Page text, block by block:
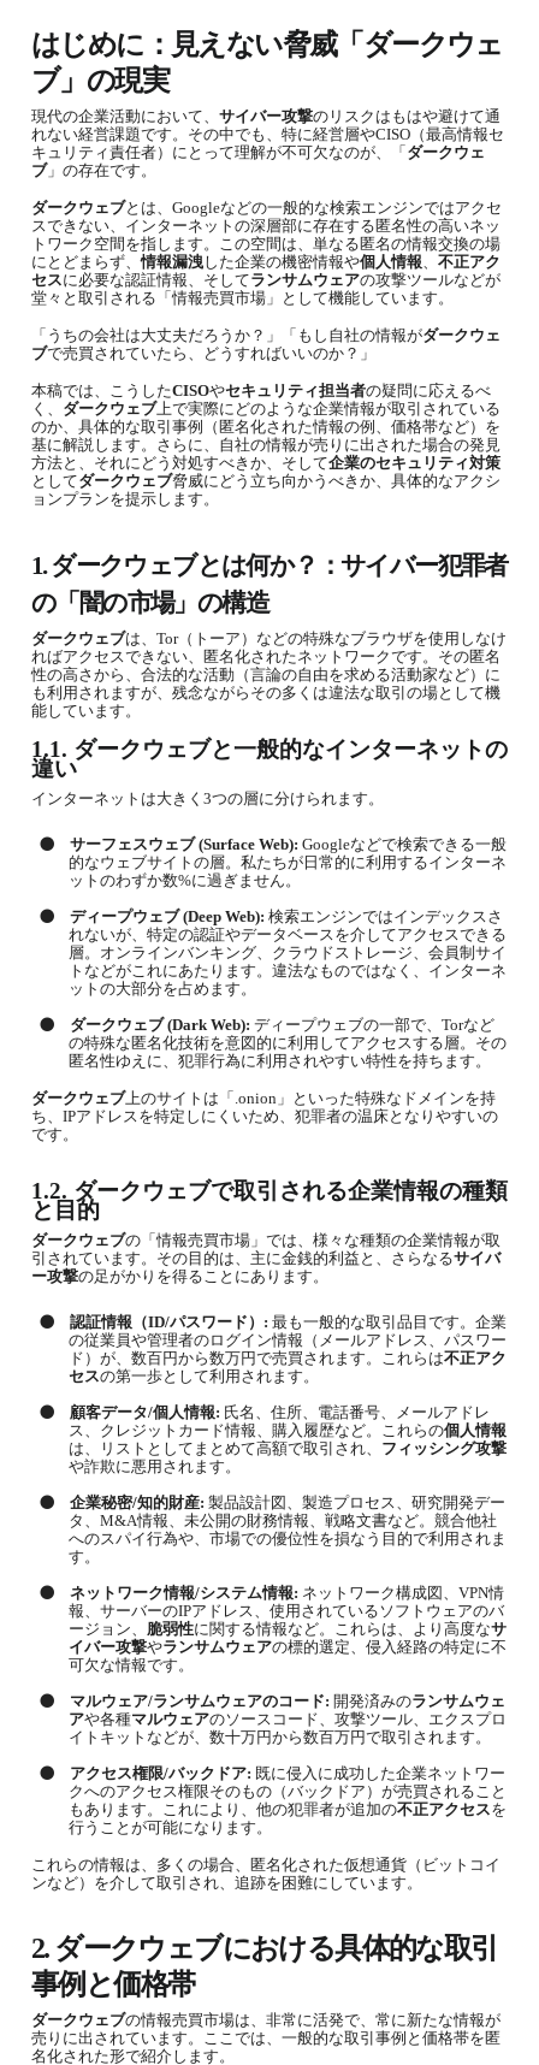
はじめに：見えない脅威「ダークウェ
ブ」の現実
現代の企業活動において、 サイバー攻撃のリスクはもはや避けて通
れない経営課題です。その中でも、特に経営層やCISO （最高情報セ
キュリティ責任者）にとって理解が不可欠なのが、「 ダークウェ
ブ 」の存在です。
ダークウェブとは、 Googleなどの一般的な検索エンジンではアクセ
スできない、インターネットの深層部に存在する匿名性の高いネッ
トワーク空間を指します。この空間は、単なる匿名の情報交換の場
にとどまらず、情報漏洩 した企業の機密情報や個人情報、 不正アク
セスに必要な認証情報、そしてランサムウェアの攻撃ツールなどが
堂々と取引される「情報売買市場」として機能しています。
「うちの会社は大丈夫だろうか？」「もし自社の情報がダークウェ
ブで売買されていたら、どうすればいいのか？」
本稿では、こうしたCISOやセキュリティ担当者の疑問に応えるべ
く、 ダークウェブ上で実際にどのような企業情報が取引されている
のか、具体的な取引事例（匿名化された情報の例、価格帯など）を
基に解説します。さらに、自社の情報が売りに出された場合の発見
方法と、それにどう対処すべきか、そして企業のセキュリティ対策
としてダークウェブ脅威にどう立ち向かうべきか、具体的なアクシ
ョンプランを提示します。
1.ダークウェブとは何か？：サイバー犯罪者
の「闇の市場」の構造
ダークウェブは、 Tor（トーア）などの特殊なブラウザを使用しなけ
ればアクセスできない、匿名化されたネットワークです。その匿名
性の高さから、合法的な活動（言論の自由を求める活動家など）に
も利用されますが、残念ながらその多くは違法な取引の場として機
能しています。
1.1. ダークウェブと一般的なインターネットの
違い
インターネットは大きく 3つの層に分けられます。
● サーフェスウェブ (Surface Web): Googleなどで検索できる一般
的なウェブサイトの層。私たちが日常的に利用するインターネ
ットのわずか数%に過ぎません。
● ディープウェブ (Deep Web): 検索エンジンではインデックスさ
れないが、特定の認証やデータベースを介してアクセスできる
層。オンラインバンキング、クラウドストレージ、会員制サイ
トなどがこれにあたります。違法なものではなく、インターネ
ットの大部分を占めます。
● ダークウェブ (Dark Web): ディープウェブの一部で、 Torなど
の特殊な匿名化技術を意図的に利用してアクセスする層。その
匿名性ゆえに、犯罪行為に利用されやすい特性を持ちます。
ダークウェブ上のサイトは「 .onion 」といった特殊なドメインを持
ち、 IPアドレスを特定しにくいため、犯罪者の温床となりやすいの
です。
1.2. ダークウェブで取引される企業情報の種類
と目的
ダークウェブの「情報売買市場」では、様々な種類の企業情報が取
引されています。その目的は、主に金銭的利益と、さらなるサイバ
ー攻撃の足がかりを得ることにあります。
● 認証情報（ID/パスワード） : 最も一般的な取引品目です。企業
の従業員や管理者のログイン情報（メールアドレス、パスワー
ド）が、数百円から数万円で売買されます。これらは不正アク
セスの第一歩として利用されます。
● 顧客データ/個人情報: 氏名、住所、電話番号、メールアドレ
ス、クレジットカード情報、購入履歴など。これらの個人情報
は、リストとしてまとめて高額で取引され、 フィッシング攻撃
や詐欺に悪用されます。
● 企業秘密/知的財産: 製品設計図、製造プロセス、研究開発デー
タ、 M&A情報、未公開の財務情報、戦略文書など。競合他社
へのスパイ行為や、市場での優位性を損なう目的で利用されま
す。
● ネットワーク情報/システム情報: ネットワーク構成図、 VPN情
報、サーバーのIPアドレス、使用されているソフトウェアのバ
ージョン、 脆弱性に関する情報など。これらは、より高度なサ
イバー攻撃やランサムウェアの標的選定、侵入経路の特定に不
可欠な情報です。
● マルウェア/ランサムウェアのコード: 開発済みのランサムウェ
アや各種マルウェアのソースコード、攻撃ツール、エクスプロ
イトキットなどが、数十万円から数百万円で取引されます。
● アクセス権限/バックドア: 既に侵入に成功した企業ネットワー
クへのアクセス権限そのもの（バックドア）が売買されること
もあります。これにより、他の犯罪者が追加の不正アクセスを
行うことが可能になります。
これらの情報は、多くの場合、匿名化された仮想通貨（ビットコイ
ンなど）を介して取引され、追跡を困難にしています。
2. ダークウェブにおける具体的な取引
事例と価格帯
ダークウェブの情報売買市場は、非常に活発で、常に新たな情報が
売りに出されています。ここでは、一般的な取引事例と価格帯を匿
名化された形で紹介します。